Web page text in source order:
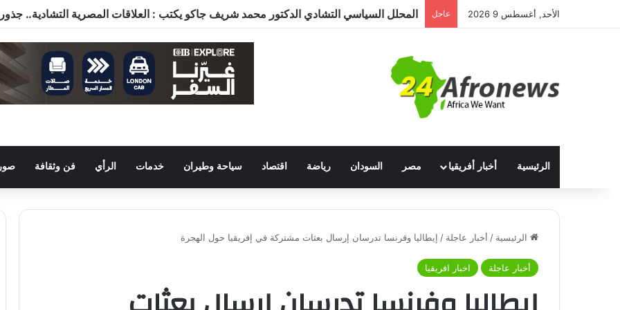
الأحد, أغسطس 9 2026 عاجل
الرئيسية أخبار أفريقيا مصر السودان رياضة اقتصاد سياحة وطيران خدمات الرأي فن وثقافة
الرئيسية / أخبار عاجلة / إيطاليا وفرنسا تدرسان إرسال بعثات مشتركة في إفريقيا حول الهجرة
أخبار عاجلة اخبار افريقيا